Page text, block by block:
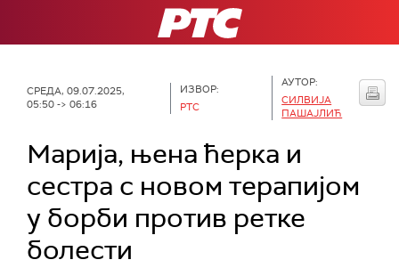
РТС
СРЕДА, 09.07.2025,
05:50 -> 06:16
ИЗВОР:
РТС
АУТОР:
СИЛВИЈА
ПАШАЈЛИЋ
Марија, њена ћерка и
сестра с новом терапијом
у борби против ретке
болести